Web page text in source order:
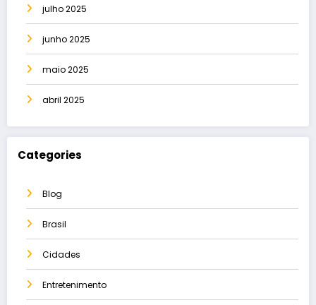
julho 2025
junho 2025
maio 2025
abril 2025
Categories
Blog
Brasil
Cidades
Entretenimento